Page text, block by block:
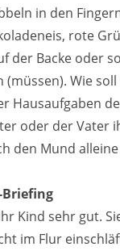
in den
rote
der Backe oder
(müssen). Wie
Hausaufgaben
oder der Vater
den Mund
Briefing
Kind sehr gut.
im Flur